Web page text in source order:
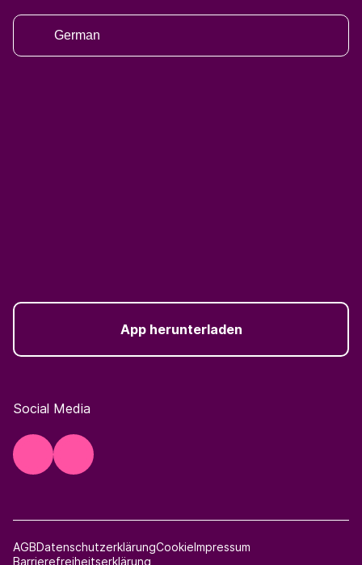
German
App herunterladen
Social Media
AGBDatenschutzerklärungCookieImpressum
Barrierefreiheitserklärung